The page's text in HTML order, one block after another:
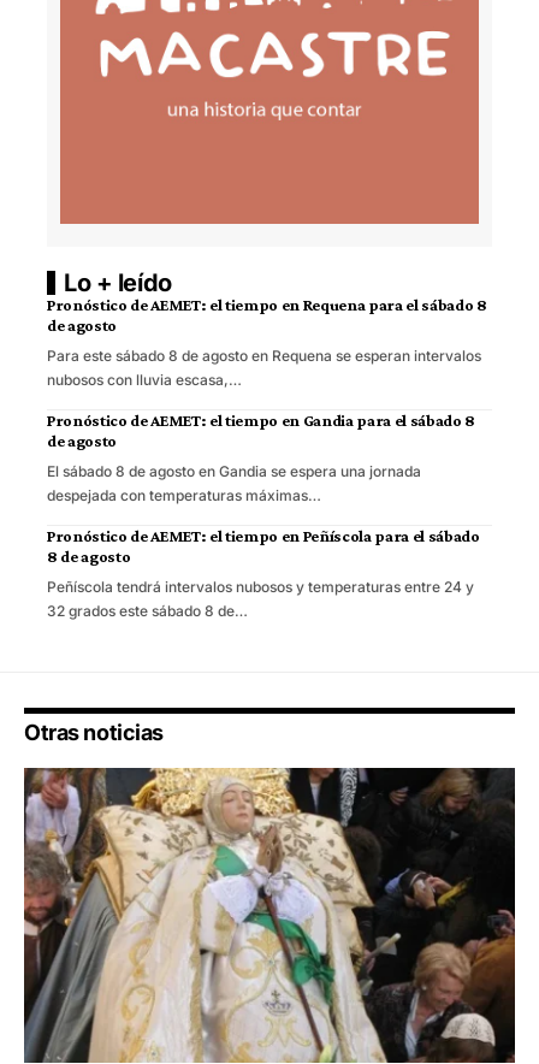
Lo + leído
Pronóstico de AEMET: el tiempo en Requena para el sábado 8
de agosto
Para este sábado 8 de agosto en Requena se esperan intervalos
nubosos con lluvia escasa,…
Pronóstico de AEMET: el tiempo en Gandia para el sábado 8
de agosto
El sábado 8 de agosto en Gandia se espera una jornada
despejada con temperaturas máximas…
Pronóstico de AEMET: el tiempo en Peñíscola para el sábado
8 de agosto
Peñíscola tendrá intervalos nubosos y temperaturas entre 24 y
32 grados este sábado 8 de…
Otras noticias